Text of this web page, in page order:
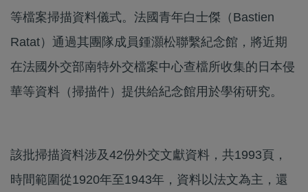
等檔案掃描資料儀式。法國青年白士傑（Bastien
Ratat）通過其團隊成員鍾灝松聯繫紀念館，將近期
在法國外交部南特外交檔案中心查檔所收集的日本侵
華等資料（掃描件）提供給紀念館用於學術研究。
該批掃描資料涉及42份外交文獻資料，共1993頁，
時間範圍從1920年至1943年，資料以法文為主，還